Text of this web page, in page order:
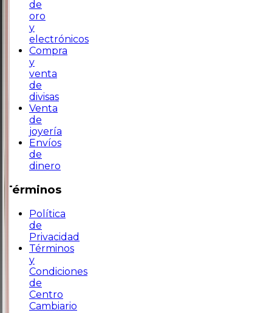
de
oro
y
electrónicos
Compra
y
venta
de
divisas
Venta
de
joyería
Envíos
de
dinero
Términos
Política
de
Privacidad
Términos
y
Condiciones
de
Centro
Cambiario